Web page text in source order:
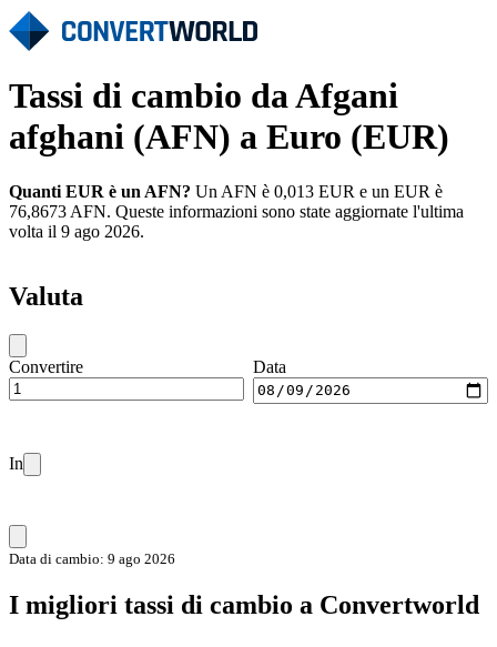
Tassi di cambio da Afgani
afghani (AFN) a Euro (EUR)
Quanti EUR è un AFN? Un AFN è 0,013 EUR e un EUR è
76,8673 AFN. Queste informazioni sono state aggiornate l'ultima
volta il 9 ago 2026.
Valuta
Convertire Data
In
Data di cambio: 9 ago 2026
I migliori tassi di cambio a Convertworld